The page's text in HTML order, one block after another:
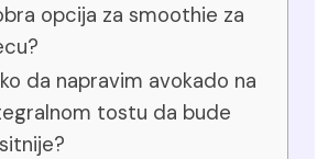
opcija za smoothie za
da napravim avokado na
tostu da bude